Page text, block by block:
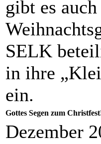
gibt es
SELK
in ihre
ein.
Gottes Segen zum
Dezember